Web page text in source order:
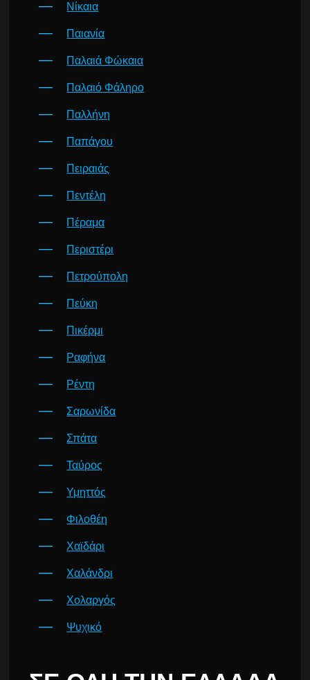
Νίκαια
Παιανία
Παλαιά Φώκαια
Παλαιό Φάληρο
Παλλήνη
Παπάγου
Πειραιάς
Πεντέλη
Πέραμα
Περιστέρι
Πετρούπολη
Πεύκη
Πικέρμι
Ραφήνα
Ρέντη
Σαρωνίδα
Σπάτα
Ταύρος
Υμηττός
Φιλοθέη
Χαϊδάρι
Χαλάνδρι
Χολαργός
Ψυχικό